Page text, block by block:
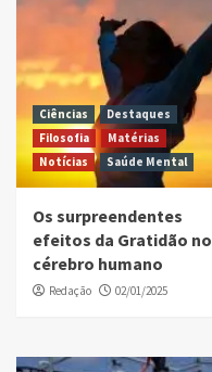
Ciências
Destaques
Filosofia
Matérias
Notícias
Saúde Mental
Os surpreendentes
efeitos da Gratidão no
cérebro humano
Redação 02/01/2025